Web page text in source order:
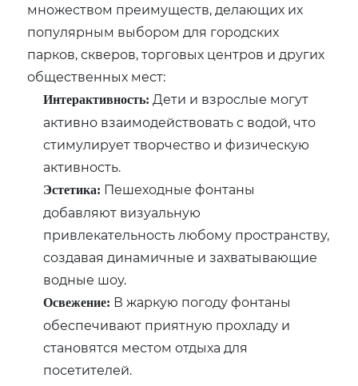
множеством преимуществ, делающих их
популярным выбором для городских
парков, скверов, торговых центров и других
общественных мест:
Интерактивность: Дети и взрослые могут
активно взаимодействовать с водой, что
стимулирует творчество и физическую
активность.
Эстетика: Пешеходные фонтаны
добавляют визуальную
привлекательность любому пространству,
создавая динамичные и захватывающие
водные шоу.
Освежение: В жаркую погоду фонтаны
обеспечивают приятную прохладу и
становятся местом отдыха для
посетителей.